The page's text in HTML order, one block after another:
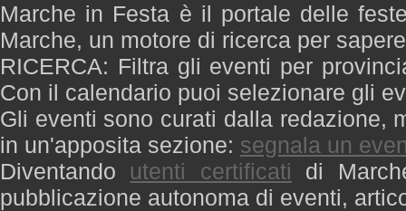
Marche in Festa è il portale delle
Marche, un motore di ricerca per
RICERCA: Filtra gli eventi per
Con il calendario puoi selezionare gli
Gli eventi sono curati dalla redazione,
in un'apposita sezione: segnala un
Diventando utenti certificati di
pubblicazione autonoma di eventi,